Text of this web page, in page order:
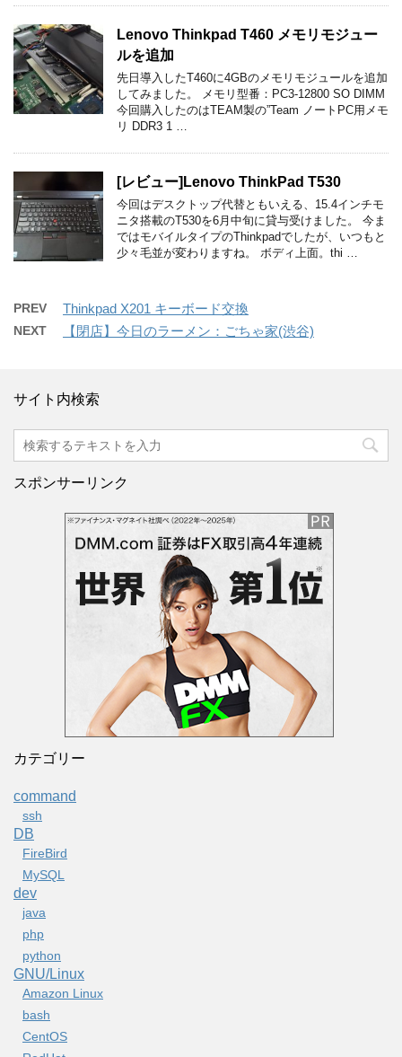
Lenovo Thinkpad T460 メモリモジュー
ルを追加
先日導入したT460に4GBのメモリモジュールを追加
してみました。 メモリ型番：PC3-12800 SO DIMM
今回購入したのはTEAM製の”Team ノートPC用メモ
リ DDR3 1 …
[レビュー]Lenovo ThinkPad T530
今回はデスクトップ代替ともいえる、15.4インチモ
ニタ搭載のT530を6月中旬に貸与受けました。 今ま
ではモバイルタイプのThinkpadでしたが、いつもと
少々毛並が変わりますね。 ボディ上面。thi …
PREV Thinkpad X201 キーボード交換
NEXT 【閉店】今日のラーメン：ごちゃ家(渋谷)
サイト内検索
スポンサーリンク
カテゴリー
command
ssh
DB
FireBird
MySQL
dev
java
php
python
GNU/Linux
Amazon Linux
bash
CentOS